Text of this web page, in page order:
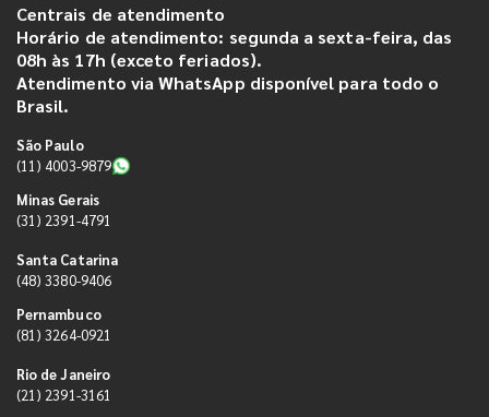
Centrais de atendimento
Horário de atendimento: segunda a sexta-feira, das
08h às 17h (exceto feriados).
Atendimento via WhatsApp disponível para todo o
Brasil.
São Paulo
(11) 4003-9879
Minas Gerais
(31) 2391-4791
Santa Catarina
(48) 3380-9406
Pernambuco
(81) 3264-0921
Rio de Janeiro
(21) 2391-3161